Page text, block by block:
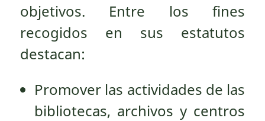
objetivos. Entre los fines
recogidos en sus estatutos
destacan:
Promover las actividades de las
bibliotecas, archivos y centros